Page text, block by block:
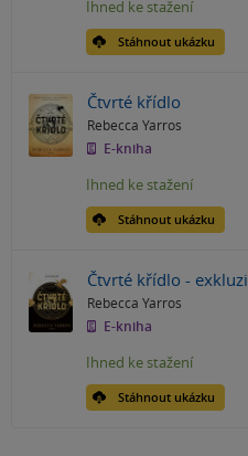
Stáhnout ukázku
Ihned ke stažení
Čtvrté křídlo
Rebecca Yarros
E-kniha
Stáhnout ukázku
Ihned ke stažení
Čtvrté křídlo -
Rebecca Yarros
E-kniha
Stáhnout ukázku
Ihned ke stažení